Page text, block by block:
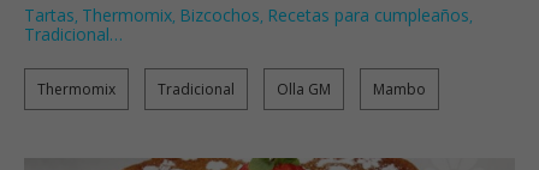
Tartas, Thermomix, Bizcochos, Recetas para cumpleaños,
Tradicional…
Thermomix Tradicional Olla GM Mambo